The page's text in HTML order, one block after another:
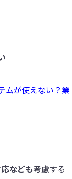
ムが使えない？業
なども考慮する